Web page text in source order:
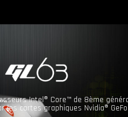
Intel® Core™ de 8ème
les cartes graphiques Nvidia®